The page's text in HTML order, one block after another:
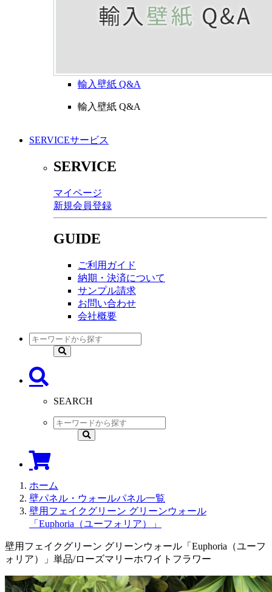
輸入壁紙 Q&A
輸入壁紙 Q&A
SERVICEサービス
SERVICE
マイページ
新規会員登録
GUIDE
ご利用ガイド
納期・決済について
サンプル請求
お問い合わせ
会社概要
SEARCH
ホーム
壁パネル・ウォールパネル一覧
壁用フェイクグリーン グリーンウォール
「Euphoria（ユーフォリア）」
壁用フェイクグリーン グリーンウォール「Euphoria（ユーフ
ォリア）」単品/ローズマリーホワイトフラワー